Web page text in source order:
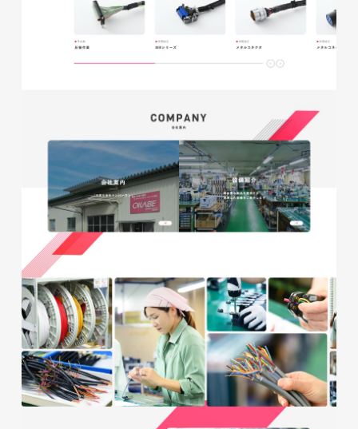
#アパレル・ファッション
#HTML/CSSコーディング
#レスポンシブWebデザイン
#アパレル・ファッション
glitter8様 チラシ
印刷物
#アパレル・ファッション
#チラシ
glitter8様 カタログ
印刷物
#アパレル・ファッション
#カタログ